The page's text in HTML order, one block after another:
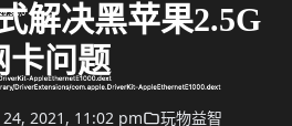
解决黑苹果2.5G
卡问题
2021, 11:02 pm 玩物益智